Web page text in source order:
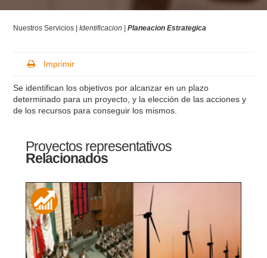
Nuestros Servicios |Identificacion |Planeacion Estrategica
Imprimir
Se identifican los objetivos por alcanzar en un plazo
determinado para un proyecto, y la elección de las acciones y
de los recursos para conseguir los mismos.
Proyectos representativos
Relacionados